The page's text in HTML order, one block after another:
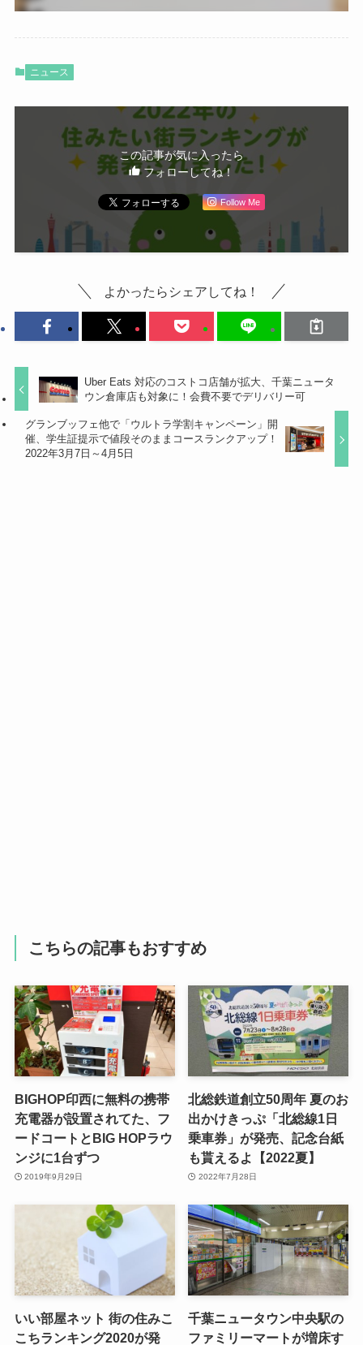
ニュース
この記事が気に入ったら
フォローしてね！
Follow Me
よかったらシェアしてね！
Uber Eats 対応のコストコ店舗が拡大、千葉ニュータ
ウン倉庫店も対象に！会費不要でデリバリー可
グランブッフェ他で「ウルトラ学割キャンペーン」開
催、学生証提示で値段そのままコースランクアップ！
2022年3月7日～4月5日
こちらの記事もおすすめ
BIGHOP印西に無料の携帯
充電器が設置されてた、フ
ードコートとBIG HOPラウ
ンジに1台ずつ
2019年9月29日
北総鉄道創立50周年 夏のお
出かけきっぷ「北総線1日
乗車券」が発売、記念台紙
も貰えるよ【2022夏】
2022年7月28日
いい部屋ネット 街の住みこ
こちランキング2020が発
千葉ニュータウン中央駅の
ファミリーマートが増床す